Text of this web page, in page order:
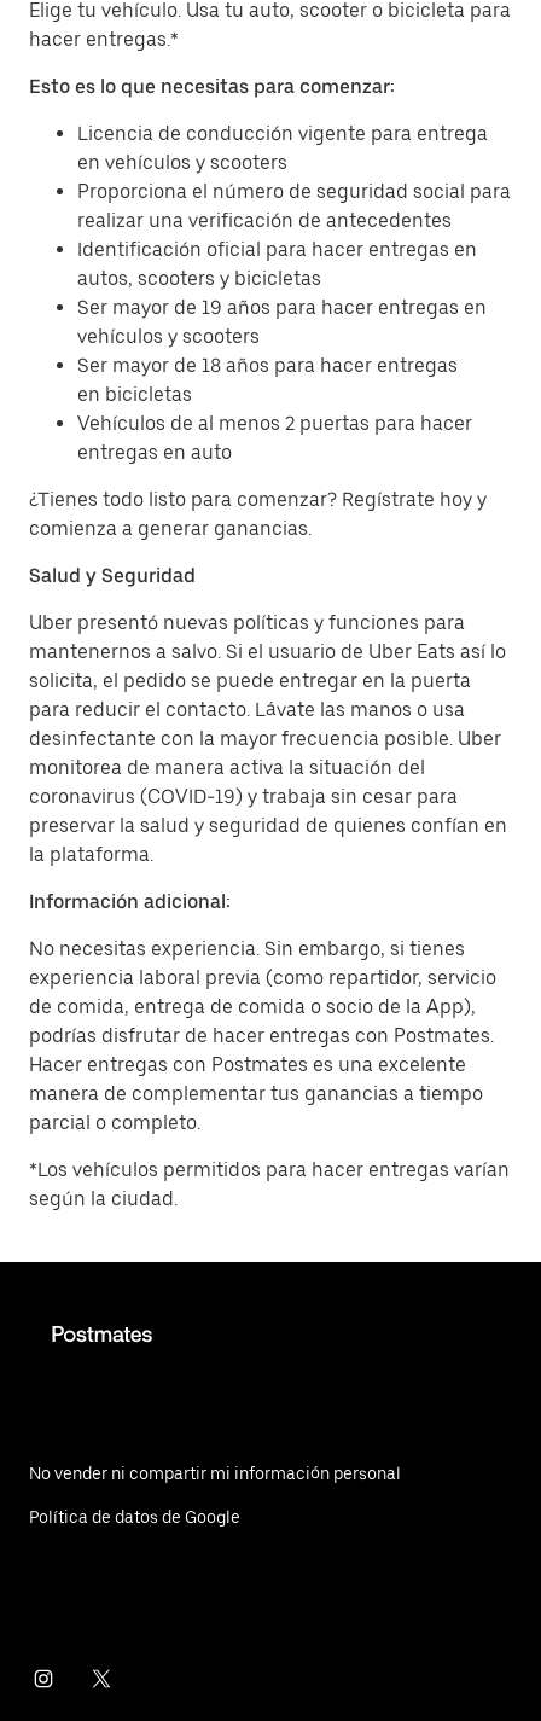
Elige tu vehículo. Usa tu auto, scooter o bicicleta para
hacer entregas.*
Esto es lo que necesitas para comenzar:
Licencia de conducción vigente para entrega
en vehículos y scooters
Proporciona el número de seguridad social para
realizar una verificación de antecedentes
Identificación oficial para hacer entregas en
autos, scooters y bicicletas
Ser mayor de 19 años para hacer entregas en
vehículos y scooters
Ser mayor de 18 años para hacer entregas
en bicicletas
Vehículos de al menos 2 puertas para hacer
entregas en auto
¿Tienes todo listo para comenzar? Regístrate hoy y
comienza a generar ganancias.
Salud y Seguridad
Uber presentó nuevas políticas y funciones para
mantenernos a salvo. Si el usuario de Uber Eats así lo
solicita, el pedido se puede entregar en la puerta
para reducir el contacto. Lávate las manos o usa
desinfectante con la mayor frecuencia posible. Uber
monitorea de manera activa la situación del
coronavirus (COVID-19) y trabaja sin cesar para
preservar la salud y seguridad de quienes confían en
la plataforma.
Información adicional:
No necesitas experiencia. Sin embargo, si tienes
experiencia laboral previa (como repartidor, servicio
de comida, entrega de comida o socio de la App),
podrías disfrutar de hacer entregas con Postmates.
Hacer entregas con Postmates es una excelente
manera de complementar tus ganancias a tiempo
parcial o completo.
*Los vehículos permitidos para hacer entregas varían
según la ciudad.
No vender ni compartir mi información personal
Política de datos de Google